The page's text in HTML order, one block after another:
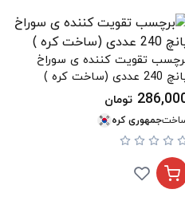
تقویت کننده ی سوراخ
عددی (ساخت کره )
تومان
جمهوری کره